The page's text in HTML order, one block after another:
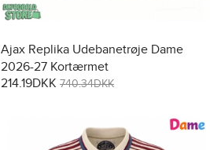
Ajax Replika Udebanetrøje Dame
2026-27 Kortærmet
214.19DKK 740.34DKK